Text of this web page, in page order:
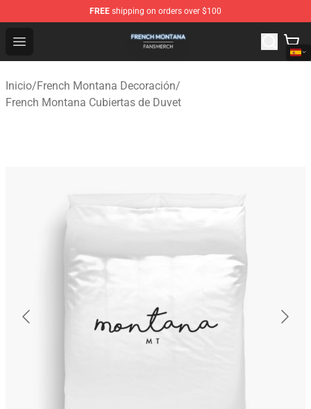
FREE shipping on orders over $100
Open menu
French Montana Shop - Official French Montana
Inicio/French Montana Decoración/
French Montana Cubiertas de Duvet